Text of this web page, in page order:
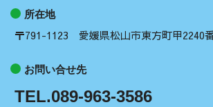
所在地
〒791-1123 愛媛県松山市東方町甲2240
お問い合せ先
TEL.089-963-3586